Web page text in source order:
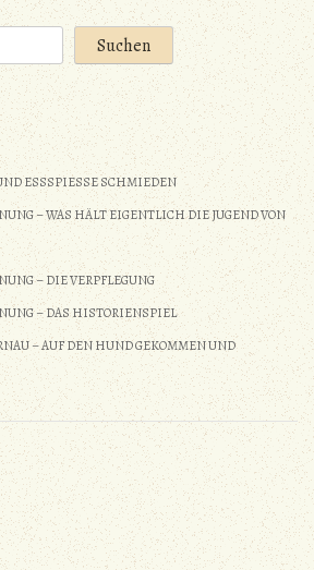
Suchen
ESSSPIESSE SCHMIEDEN
– WAS HÄLT EIGENTLICH DIE JUGEND VON
– DIE VERPFLEGUNG
– DAS HISTORIENSPIEL
– AUF DEN HUND GEKOMMEN UND